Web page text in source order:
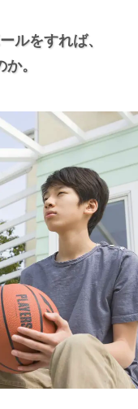
ルをすれば、
。